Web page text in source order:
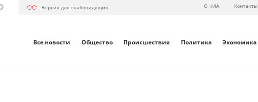
Версия для слабовидящих О КИА Контакты
Все новости Общество Происшествия Политика Экономика